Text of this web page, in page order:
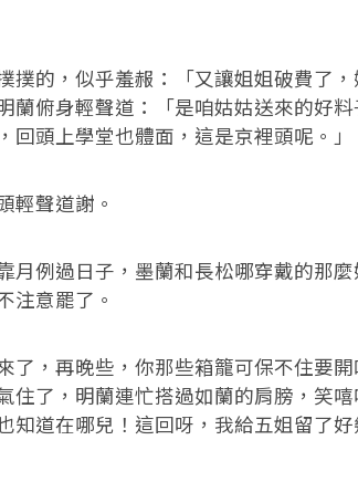
的，似乎羞赧：「又讓姐姐破費了，
蘭俯身輕聲道：「是咱姑姑送來的好料
回頭上學堂也體面，這是京裡頭呢。」
聲道謝。
例過日子，墨蘭和長松哪穿戴的那麼
注意罷了。
，再晚些，你那些箱籠可保不住要開
住了，明蘭連忙搭過如蘭的肩膀，笑
知道在哪兒！這回呀，我給五姐留了好